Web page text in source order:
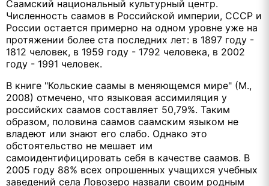
Саамский национальный культурный центр.
Численность саамов в Российской империи, СССР и
России остается примерно на одном уровне уже на
протяжении более ста последних лет: в 1897 году -
1812 человек, в 1959 году - 1792 человека, в 2002
году - 1991 человек.
В книге "Кольские саамы в меняющемся мире" (М.,
2008) отмечено, что языковая ассимиляция у
российских саамов составляет 50,79%. Таким
образом, половина саамов саамским языком не
владеют или знают его слабо. Однако это
обстоятельство не мешает им
самоидентифицировать себя в качестве саамов. В
2005 году 88% всех опрошенных учащихся учебных
заведений села Ловозеро назвали своим родным